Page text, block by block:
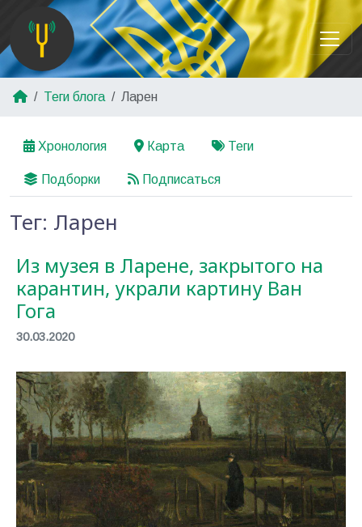
Теги блога Ларен
Хронология Карта Теги
Подборки Подписаться
Тег: Ларен
Из музея в Ларене, закрытого на
карантин, украли картину Ван
Гога
30.03.2020